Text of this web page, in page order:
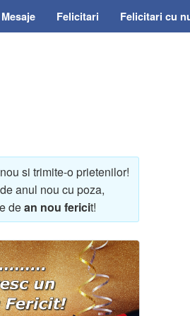
Mesaje Felicitari Felicitari cu
si trimite-o prietenilor!
anul nou cu poza,
dean nou fericit!